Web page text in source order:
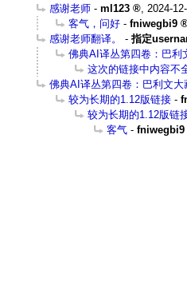
感谢老师 - ml123
2024-
客气，问好 - fniwegbi9
感谢老师翻译。
- 指定
佛典AI译丛第四卷：巴利
这次的链接中内容不
佛典AI译丛第四卷：巴利文大
较为长期的1.12版链接 -
较为长期的1.12版链
客气 - fniwegbi9